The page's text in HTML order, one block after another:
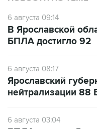
БПЛА достигло 92
6 августа 08:17
нейтрализации 88
6 августа 03:04
движение в